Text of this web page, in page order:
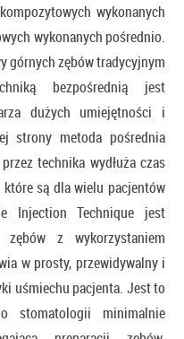
wykonanych
wykonanych pośrednio.
górnych zębów tradycyjnym
bezpośrednią jest
dużych umiejętności i
strony metoda pośrednia
technika wydłuża czas
są dla wielu pacjentów
Injection Technique jest
zębów z wykorzystaniem
w prosty, przewidywalny i
uśmiechu pacjenta. Jest to
stomatologii minimalnie